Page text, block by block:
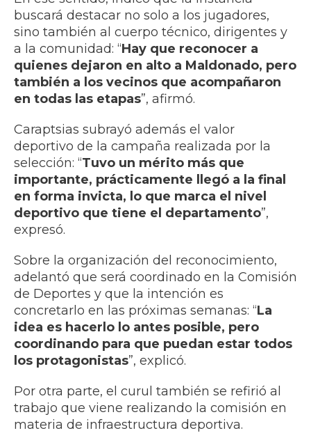
buscará destacar no solo a los jugadores,
sino también al cuerpo técnico, dirigentes y
a la comunidad: “Hay que reconocer a
quienes dejaron en alto a Maldonado, pero
también a los vecinos que acompañaron
en todas las etapas”, afirmó.
Caraptsias subrayó además el valor
deportivo de la campaña realizada por la
selección: “Tuvo un mérito más que
importante, prácticamente llegó a la final
en forma invicta, lo que marca el nivel
deportivo que tiene el departamento”,
expresó.
Sobre la organización del reconocimiento,
adelantó que será coordinado en la Comisión
de Deportes y que la intención es
concretarlo en las próximas semanas: “La
idea es hacerlo lo antes posible, pero
coordinando para que puedan estar todos
los protagonistas”, explicó.
Por otra parte, el curul también se refirió al
trabajo que viene realizando la comisión en
materia de infraestructura deportiva.